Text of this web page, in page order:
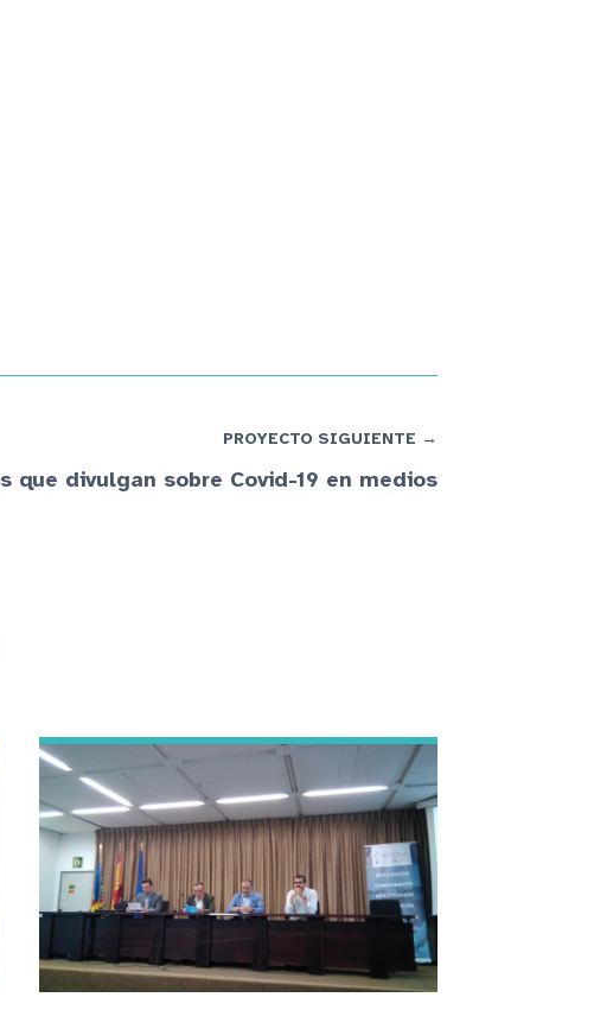
PROYECTO SIGUIENTE →
que divulgan sobre Covid-19 en medios